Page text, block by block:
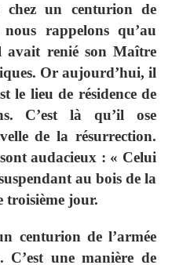
chez un centurion de
rappelons qu’au
avait renié son Maître
Or aujourd’hui, il
le lieu de résidence de
C’est là qu’il ose
de la résurrection.
audacieux : « Celui
au bois de la
troisième jour.
centurion de l’armée
une manière de